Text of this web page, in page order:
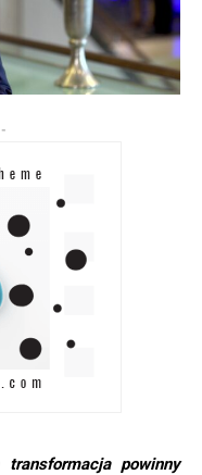
powinny